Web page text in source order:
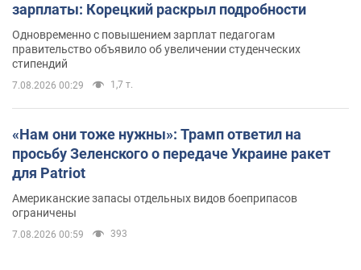
зарплаты: Корецкий раскрыл подробности
Одновременно с повышением зарплат педагогам
правительство объявило об увеличении студенческих
стипендий
7.08.2026 00:29 1,7 т.
«Нам они тоже нужны»: Трамп ответил на
просьбу Зеленского о передаче Украине ракет
для Patriot
Американские запасы отдельных видов боеприпасов
ограничены
7.08.2026 00:59 393